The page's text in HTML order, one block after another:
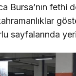
Bursa’nın fethi
sayfalarında